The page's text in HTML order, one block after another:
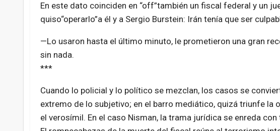
En este dato coinciden en “off”también un fiscal federal y un
quiso“operarlo”a él y a Sergio Burstein: Irán tenía que ser
—Lo usaron hasta el último minuto, le prometieron una gran
sin nada.
***
Cuando lo policial y lo político se mezclan, los casos se
extremo de lo subjetivo; en el barro mediático, quizá triunfe la
el verosímil. En el caso Nisman, la trama jurídica se enreda